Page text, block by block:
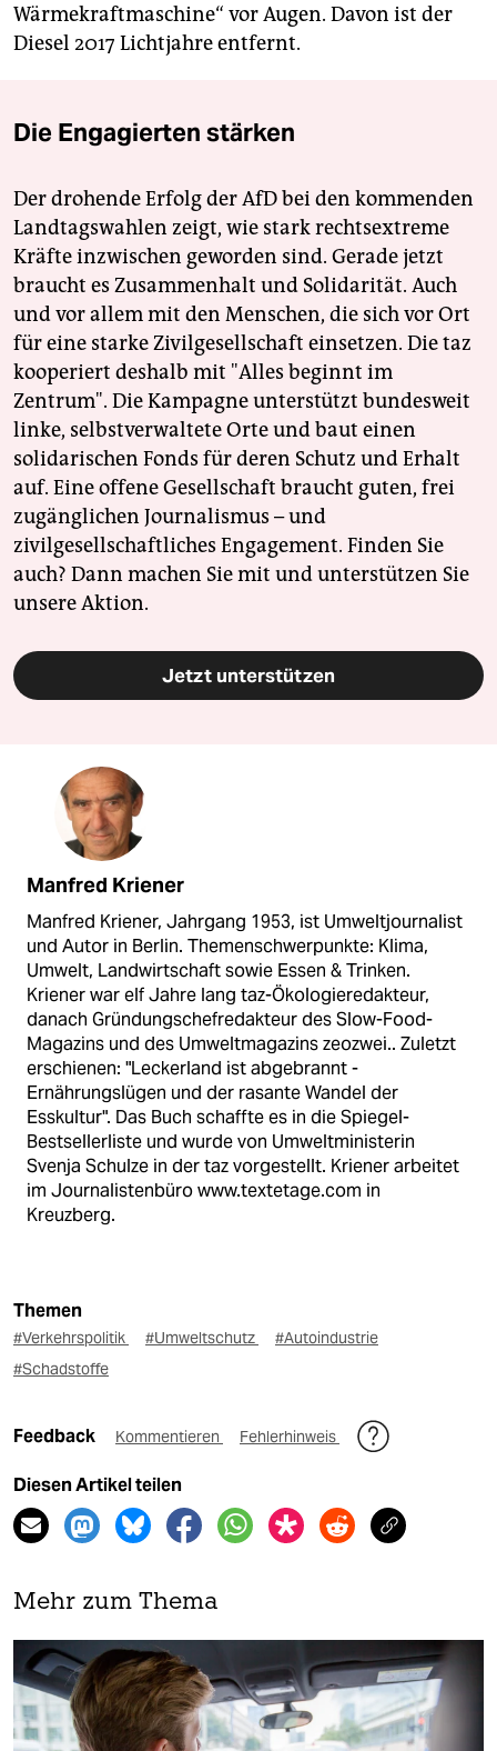
Wärmekraftmaschine“ vor Augen. Davon ist der
Diesel 2017 Lichtjahre entfernt.
Die Engagierten stärken
Der drohende Erfolg der AfD bei den kommenden
Landtagswahlen zeigt, wie stark rechtsextreme
Kräfte inzwischen geworden sind. Gerade jetzt
braucht es Zusammenhalt und Solidarität. Auch
und vor allem mit den Menschen, die sich vor Ort
für eine starke Zivilgesellschaft einsetzen. Die taz
kooperiert deshalb mit "Alles beginnt im
Zentrum". Die Kampagne unterstützt bundesweit
linke, selbstverwaltete Orte und baut einen
solidarischen Fonds für deren Schutz und Erhalt
auf. Eine offene Gesellschaft braucht guten, frei
zugänglichen Journalismus – und
zivilgesellschaftliches Engagement. Finden Sie
auch? Dann machen Sie mit und unterstützen Sie
unsere Aktion.
Jetzt unterstützen
Manfred Kriener
Manfred Kriener, Jahrgang 1953, ist Umweltjournalist
und Autor in Berlin. Themenschwerpunkte: Klima,
Umwelt, Landwirtschaft sowie Essen & Trinken.
Kriener war elf Jahre lang taz-Ökologieredakteur,
danach Gründungschefredakteur des Slow-Food-
Magazins und des Umweltmagazins zeozwei.. Zuletzt
erschienen: "Leckerland ist abgebrannt -
Ernährungslügen und der rasante Wandel der
Esskultur". Das Buch schaffte es in die Spiegel-
Bestsellerliste und wurde von Umweltministerin
Svenja Schulze in der taz vorgestellt. Kriener arbeitet
im Journalistenbüro www.textetage.com in
Kreuzberg.
Themen
#Verkehrspolitik #Umweltschutz
#Autoindustrie
#Schadstoffe
Feedback Kommentieren Fehlerhinweis
Diesen Artikel teilen
Mehr zum Thema